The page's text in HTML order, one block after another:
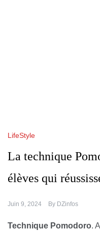
LifeStyle
La technique
élèves qui
Juin 9, 2024 By DZinfos
Technique Pomodoro.